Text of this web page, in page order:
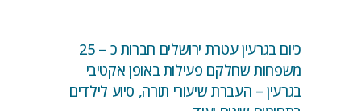
כיום בגרעין עטרת ירושלים חברות כ – 25
משפחות שחלקם פעילות באופן אקטיבי
בגרעין – העברת שיעורי תורה, סיוע לילדים